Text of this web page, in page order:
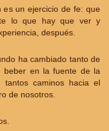
es un ejercicio de fe: que
lo que hay que ver y
después.
ha cambiado tanto de
beber en la fuente de la
caminos hacia el
de nosotros.